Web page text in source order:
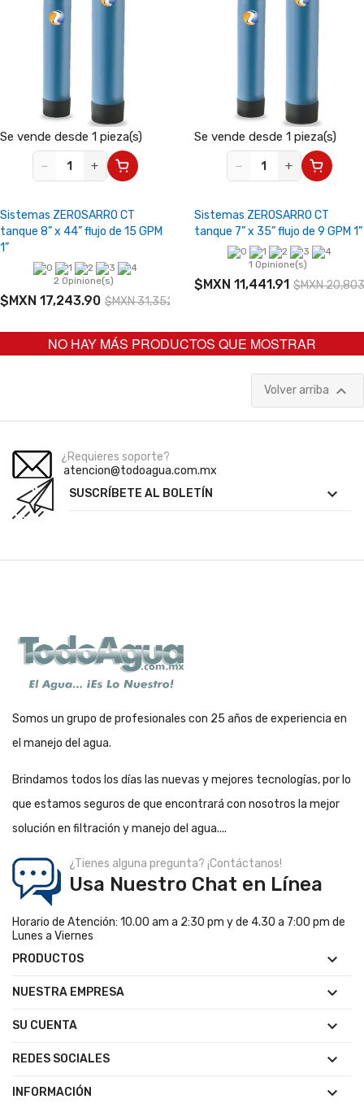
Se vende desde 1 pieza(s)
−
+
Sistemas ZEROSARRO CT
tanque 8” x 44” flujo de 15 GPM
1”
2 Opinione(s)
$MXN 17,243.90 $MXN 31,352.54
Se vende desde 1 pieza(s)
−
+
Sistemas ZEROSARRO CT
tanque 7” x 35” flujo de 9 GPM 1”
1 Opinione(s)
$MXN 11,441.91 $MXN
NO HAY MÁS PRODUCTOS QUE MOSTRAR
Volver arriba 
¿Requieres soporte?
atencion@todoagua.com.mx
SUSCRÍBETE AL BOLETÍN

Somos un grupo de profesionales con 25 años de experiencia en
el manejo del agua.
Brindamos todos los días las nuevas y mejores tecnologías, por lo
que estamos seguros de que encontrará con nosotros la mejor
solución en filtración y manejo del agua....
¿Tienes alguna pregunta? ¡Contáctanos!
Usa Nuestro Chat en Línea
Horario de Atención: 10.00 am a 2:30 pm y de 4.30 a 7:00 pm de
Lunes a Viernes
PRODUCTOS

NUESTRA EMPRESA 
SU CUENTA 
REDES SOCIALES 
INFORMACIÓN 